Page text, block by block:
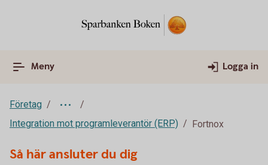
Meny Logga in
Företag
Integration mot programleverantör (ERP)
Fortnox
Så här ansluter du dig